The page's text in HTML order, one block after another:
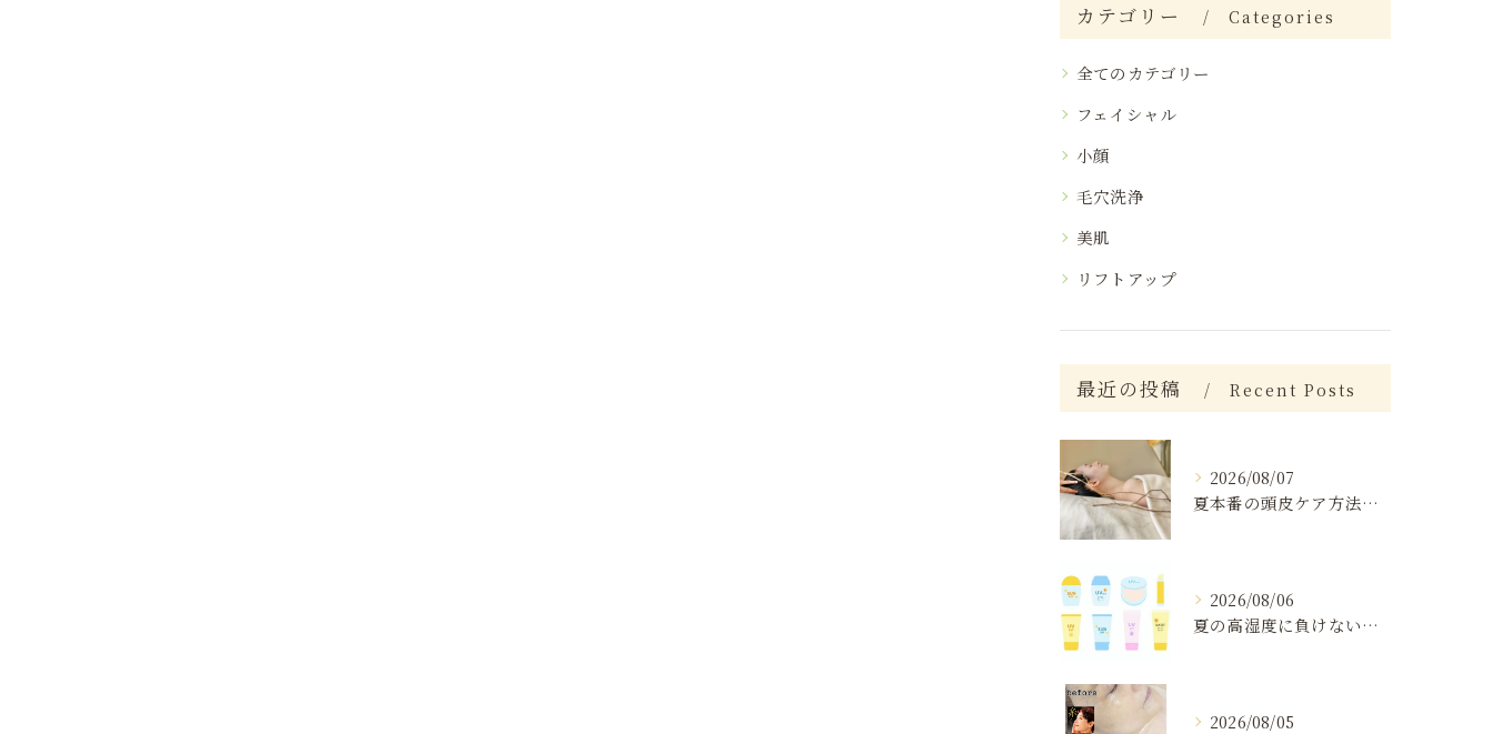
カテゴリー Categories
全てのカテゴリー
フェイシャル
小顔
毛穴洗浄
美肌
リフトアップ
最近の投稿 Recent Posts
2026/08/07
夏本番の頭皮ケア方法と注意点
2026/08/06
夏の高湿度に負けない肌ケア術
2026/08/05